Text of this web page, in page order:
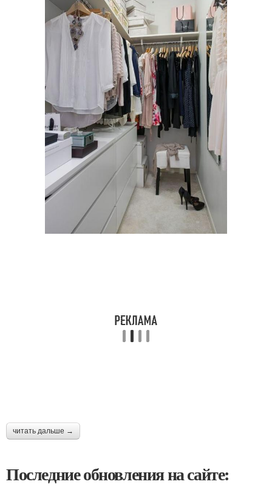
читать дальше →
Последние обновления на сайте: